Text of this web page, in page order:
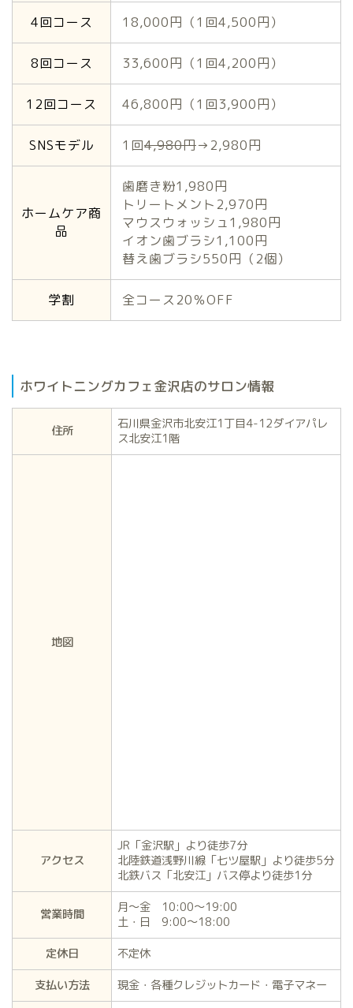
4回コース 18,000円（1回4,500円）
8回コース 33,600円（1回4,200円）
12回コース 46,800円（1回3,900円）
SNSモデル 1回4,980円→2,980円
ホームケア商
品
歯磨き粉1,980円
トリートメント2,970円
マウスウォッシュ1,980円
イオン歯ブラシ1,100円
替え歯ブラシ550円（2個）
学割 全コース20％OFF
ホワイトニングカフェ金沢店のサロン情報
住所
石川県金沢市北安江1丁目4-12ダイアパレ
ス北安江1階
地図
アクセス
JR「金沢駅」より徒歩7分
北陸鉄道浅野川線「七ツ屋駅」より徒歩5分
北鉄バス「北安江」バス停より徒歩1分
営業時間
月〜金 10:00～19:00
土・日 9:00～18:00
定休日
不定休
支払い方法
現金・各種クレジットカード・電子マネー